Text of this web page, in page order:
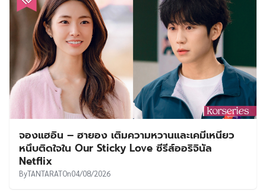
จองแฮอิน – ฮายอง เติมความหวานและเคมีเหนียว
หนึบติดใจใน Our Sticky Love ซีรีส์ออริจินัล
Netflix
ByTANTARATOn04/08/2026